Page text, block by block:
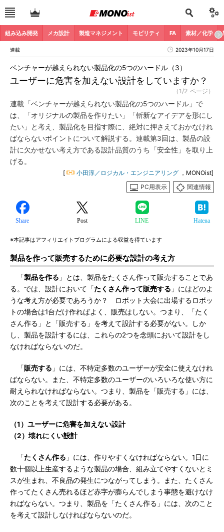
組み込み開発 メカ設計 製造マネジメント モビリティ FA 素材／化学
連載 2023年10月17日
ユーザーに危害を加えない設計をしていますか？
ベンチャーが越えられない製品化の5つのハードル（3）
（1/2 ページ）
連載「ベンチャーが越えられない製品化の5つのハードル」で
は、「オリジナルの製品を作りたい」「斬新なアイデアを形にし
たい」と考え、製品化を目指す際に、絶対に押さえておかなけれ
ばならないポイントについて解説する。連載第3回は、製品の設
計に欠かせない考え方である設計品質のうち「安全性」を取り上
げる。
[ 小田淳／ロジカル・エンジニアリング ，MONOist]
PC用表示
関連情報
Share Post LINE Hatena
※本記事はアフィリエイトプログラムによる収益を得ています
製品を作って販売するために必要な設計の考え方
「製品を作る 」とは、製品をたくさん作って販売することであ
る。では、設計において「たくさん作って販売する 」にはどのよ
うな考え方が必要であろうか？ ロボット大会に出場するロボッ
トの場合は1台だけ作ればよく、販売はしない。つまり、「たく
さん作る」と「販売する」を考えて設計する必要がない。しか
し、製品を設計するには、これらの2つを念頭において設計をし
なければならないのだ。
「 販売する 」には、不特定多数のユーザーが安全に使えなけれ
ばならない。また、不特定多数のユーザーのいろいろな使い方に
耐えられなければならない。つまり、製品を「販売する」には、
次のことを考えて設計する必要がある。
（1）ユーザーに危害を加えない設計
（2）壊れにくい設計
「たくさん作る 」には、作りやすくなければならない。1日に
数十個以上生産するような製品の場合、組み立てやすくないとミ
スが生まれ、不良品の発生につながってしまう。また、たくさん
作ってたくさん売れるほど赤字が膨らんでしまう事態を避けなけ
ればならない。つまり、製品を「たくさん作る」には、次のこと
を考えて設計しなければならないのだ。